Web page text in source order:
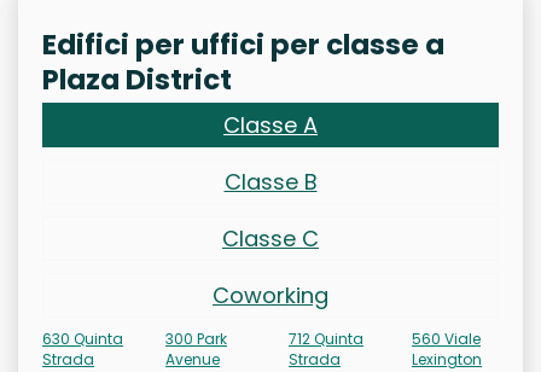
Edifici per uffici per classe a
Plaza District
Classe A
Classe B
Classe C
Coworking
630 Quinta
Strada
300 Park
Avenue
712 Quinta
Strada
560 Viale
Lexington